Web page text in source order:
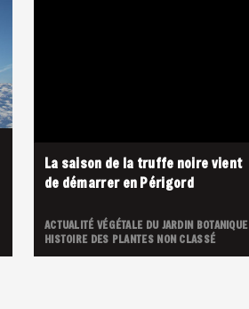
La saison de la truffe noire vient
de démarrer en Périgord
ACTUALITÉ VÉGÉTALE DU JARDIN BOTANIQUE
HISTOIRE DES PLANTES NON CLASSÉ